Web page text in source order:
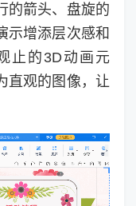
的箭头、盘旋的
示增添层次感和
止的3D动画元
直观的图像，让